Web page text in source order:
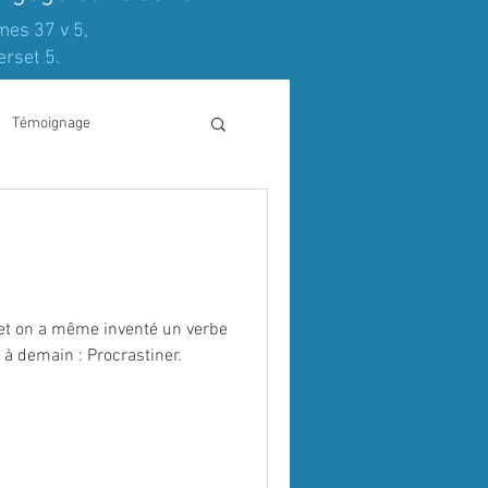
37 v 5,
5.
Témoignage
on a même inventé un verbe
demain : Procrastiner.